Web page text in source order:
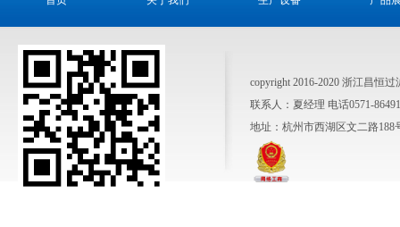
copyright 2016-2020 浙江昌恒
联系人：夏经理 电话0571-
地址：杭州市西湖区文二路188